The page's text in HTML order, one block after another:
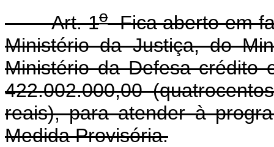
Art. 1oFica aberto em
Ministério da Justiça, do
Ministério da Defesa crédito
422.002.000,00
reais), para atender à
Medida Provisória.